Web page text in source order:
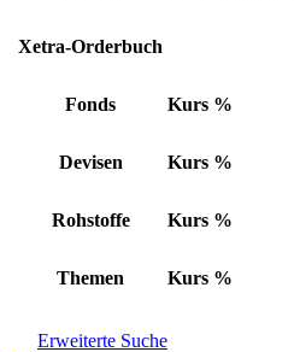
Xetra-Orderbuch
Fonds Kurs %
Devisen Kurs %
Rohstoffe Kurs %
Themen Kurs %
Erweiterte Suche